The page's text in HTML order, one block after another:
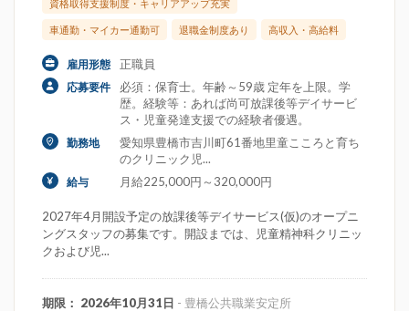
資格取得支援制度・キャリアアップ充実
車通勤・マイカー通勤可 退職金制度あり 高収入・高給料
雇用形態 正職員
応募要件
必須：保育士。年齢～59歳 定年を上限。学
歴。経験等：あれば尚可放課後等デイサービ
ス・児童発達支援での経験者優遇。
勤務地
愛知県豊橋市吉川町61番地里童こころと育ち
のクリニック児...
給与 月給225,000円～320,000円
2027年4月開設予定の放課後等デイサービス(仮)のオープニ
ングスタッフの募集です。開設までは、児童精神科クリニッ
クおよび児...
期限： 2026年10月31日 - 豊橋公共職業安定所